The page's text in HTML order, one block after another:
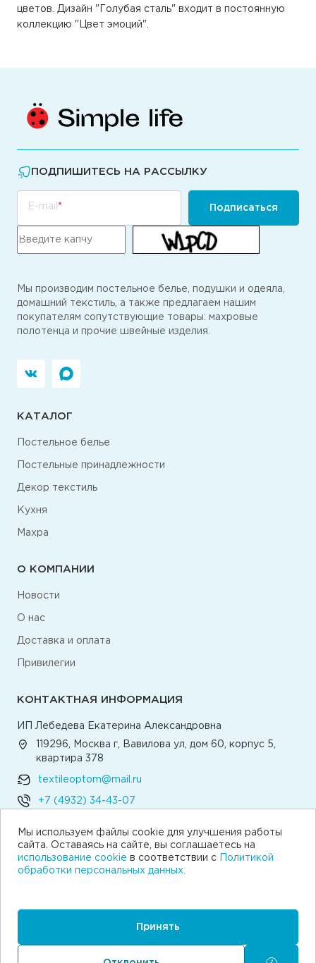
цветов. Дизайн "Голубая сталь" входит в постоянную
коллекцию "Цвет эмоций".
Мы используем файлы cookie для улучшения работы
сайта. Оставаясь на сайте, вы соглашаетесь на
использование cookie в соответствии с
Политикой
обработки персональных данных.
Принять
ПОДПИШИТЕСЬ НА РАССЫЛКУ
E-mail Подписаться
Мы производим постельное белье, подушки и одеяла,
домашний текстиль, а также предлагаем нашим
покупателям сопутствующие товары: махровые
полотенца и прочие швейные изделия.
КАТАЛОГ
Постельное белье
Постельные принадлежности
Декор текстиль
Кухня
Махра
О КОМПАНИИ
Новости
О нас
Доставка и оплата
Привилегии
КОНТАКТНАЯ ИНФОРМАЦИЯ
ИП Лебедева Екатерина Александровна
119296, Москва г, Вавилова ул, дом 60, корпус 5,
квартира 378
textileoptom@mail.ru
+7 (4932) 34-43-07
Написать директору
Согласие на получение рекламы
Пользовательское соглашение
Согласие на обработку персональных данных